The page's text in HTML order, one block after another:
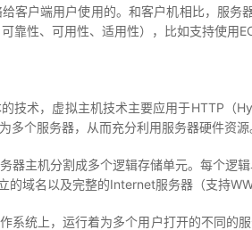
客户端用户使用的。和客户机相比，服
性、可用性、适用性），比如支持使用
术，虚拟主机技术主要应用于HTTP（
个服务器，从而充分利用服务器硬件资源
主机分割成多个逻辑存储单元。每个逻
域名以及完整的Internet服务器（支持
统上，运行着为多个用户打开的不同的